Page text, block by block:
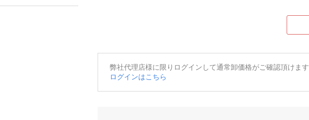
弊社代理店様に限りログインして通常卸価格がご確認頂けます
ログインはこちら